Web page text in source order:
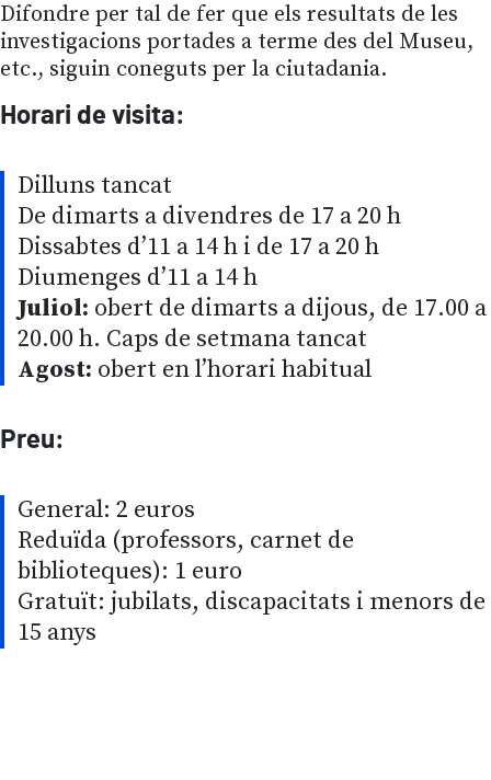
Difondre per tal de fer que els resultats de les
investigacions portades a terme des del Museu,
etc., siguin coneguts per la ciutadania.
Horari de visita:
Dilluns tancat
De dimarts a divendres de 17 a 20 h
Dissabtes d’11 a 14 h i de 17 a 20 h
Diumenges d’11 a 14 h
Juliol: obert de dimarts a dijous, de 17.00 a
20.00 h. Caps de setmana tancat
Agost: obert en l’horari habitual
Preu:
General: 2 euros
Reduïda (professors, carnet de
biblioteques): 1 euro
Gratuït: jubilats, discapacitats i menors de
15 anys